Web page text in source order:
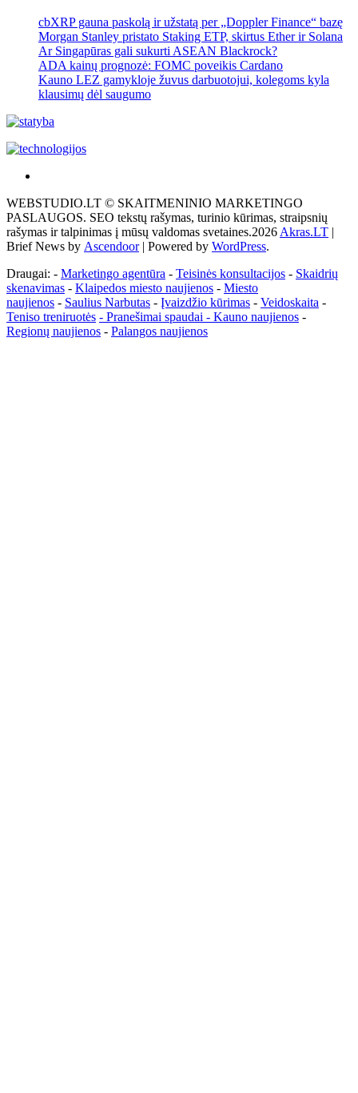
cbXRP gauna paskolą ir užstatą per „Doppler Finance“ bazę
Morgan Stanley pristato Staking ETP, skirtus Ether ir Solana
Ar Singapūras gali sukurti ASEAN Blackrock?
ADA kainų prognozė: FOMC poveikis Cardano
Kauno LEZ gamykloje žuvus darbuotojui, kolegoms kyla
klausimų dėl saugumo
tai
žemės
ploto
matavimo
Pagrindinis
WEBSTUDIO.LT © SKAITMENINIO MARKETINGO
PASLAUGOS. SEO tekstų rašymas, turinio kūrimas, straipsnių
rašymas ir talpinimas į mūsų valdomas svetaines.2026 Akras.LT |
Brief News by Ascendoor| Powered by WordPress.
Draugai: - Marketingo agentūra - Teisinės konsultacijos - Skaidrių
skenavimas - Klaipedos miesto naujienos - Miesto
naujienos - Saulius Narbutas - Įvaizdžio kūrimas - Veidoskaita -
Teniso treniruotės - Pranešimai spaudai - Kauno naujienos -
Regionų naujienos - Palangos naujienos